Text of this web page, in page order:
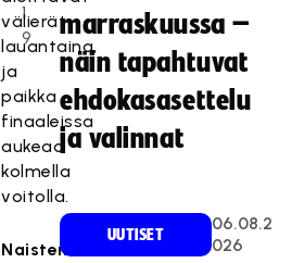
1
9
välierät
lauantaina,
ja
paikka
finaaleissa
aukeaa
kolmella
voitolla.
Naisten
marraskuussa –
näin tapahtuvat
ehdokasasettelu
ja valinnat
UUTISET
06.08.2
026